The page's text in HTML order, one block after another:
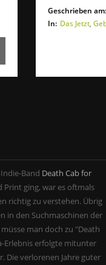
Geschrieben am:
In: Das Jetzt,
Band Death Cab for
Print ging, war es oftmals
richtig zu verstehen. Übrig
in den Suchmaschinen der
man doch zu "Death
Erlebnis erfolgte mitunter
Die verlorenen Jahre guter